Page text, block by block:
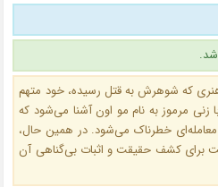
که شوهرش به قتل رسیده، خود متهم
زنی مرموز به نام مو اون آشنا می‌شود که
معامله‌ای خطرناک می‌شود. در همین حال،
کشف حقیقت و اثبات بی‌گناهی آن